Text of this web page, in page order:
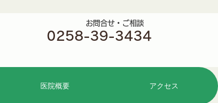
0258-39-3434
​お問合せ・ご相談
医院概要 アクセス